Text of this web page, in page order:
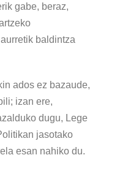
gabe, beraz,
baldintza
ados ez bazaude,
izan ere,
dugu, Lege
jasotako
esan nahiko du.